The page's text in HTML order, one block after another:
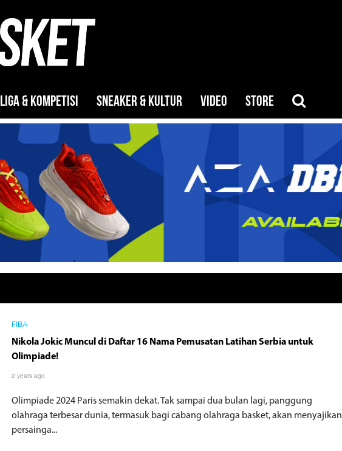
LIGA & KOMPETISI SNEAKER & KULTUR VIDEO STORE
FIBA
Nikola Jokic Muncul di Daftar 16 Nama Pemusatan Latihan Serbia untuk
Olimpiade!
2 years ago
Olimpiade 2024 Paris semakin dekat. Tak sampai dua bulan lagi, panggung
olahraga terbesar dunia, termasuk bagi cabang olahraga basket, akan menyajikan
persainga...